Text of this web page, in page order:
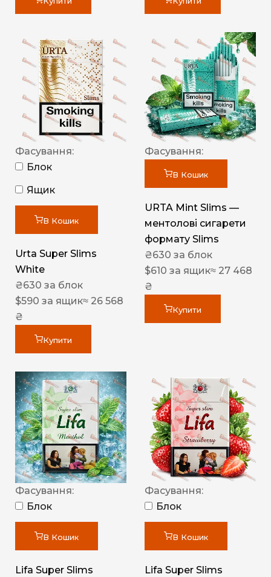
Фасування:
Блок
Ящик
В Кошик
Urta Super Slims
White
₴630 за блок
$590 за ящик≈ 26 568
₴
Купити
Фасування:
В Кошик
URTA Mint Slims —
ментолові сигарети
формату Slims
₴630 за блок
$610 за ящик≈ 27 468
₴
Купити
Фасування:
Блок
В Кошик
Lifa Super Slims
Фасування:
Блок
В Кошик
Lifa Super Slims